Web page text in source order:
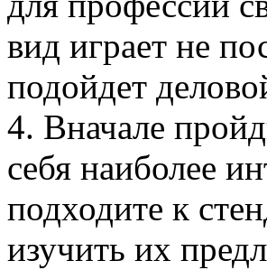
вид играет не
подойдет
4. Вначале
себя наиболее
подходите к
изучить их